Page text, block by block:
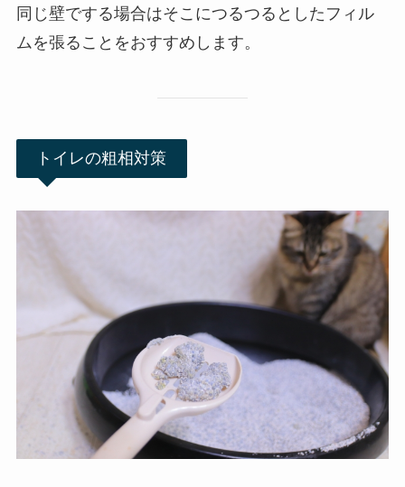
同じ壁でする場合はそこにつるつるとしたフィル
ムを張ることをおすすめします。
トイレの粗相対策